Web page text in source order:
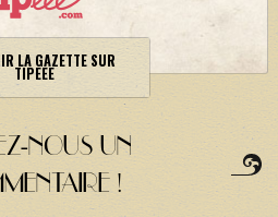
LA GAZETTE SUR
TIPEEE
NOUS UN
!